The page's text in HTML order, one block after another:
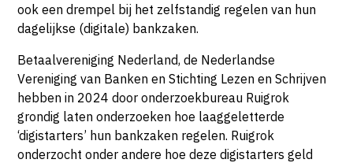
ook een drempel bij het zelfstandig regelen van hun
dagelijkse (digitale) bankzaken.
Betaalvereniging Nederland, de Nederlandse
Vereniging van Banken en Stichting Lezen en Schrijven
hebben in 2024 door onderzoekbureau Ruigrok
grondig laten onderzoeken hoe laaggeletterde
‘digistarters’ hun bankzaken regelen. Ruigrok
onderzocht onder andere hoe deze digistarters geld